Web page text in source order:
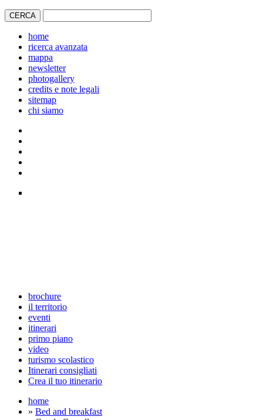
home
ricerca avanzata
mappa
newsletter
photogallery
credits e note legali
sitemap
chi siamo
brochure
il territorio
eventi
itinerari
primo piano
video
turismo scolastico
Itinerari consigliati
Crea il tuo itinerario
home
» Bed and breakfast